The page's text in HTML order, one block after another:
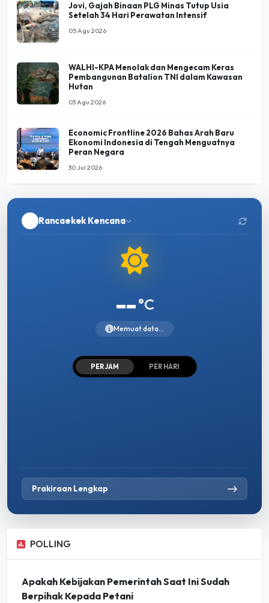
Jovi, Gajah Binaan PLG Minas Tutup Usia
Setelah 34 Hari Perawatan Intensif
05 Agu 2026
WALHI-KPA Menolak dan Mengecam Keras
Pembangunan Batalion TNI dalam Kawasan
Hutan
03 Agu 2026
Economic Frontline 2026 Bahas Arah Baru
Ekonomi Indonesia di Tengah Menguatnya
Peran Negara
30 Jul 2026
Rancaekek Kencana
--°C
Memuat data...
PER JAM PER HARI
Prakiraan Lengkap
POLLING
Apakah Kebijakan Pemerintah Saat Ini Sudah
Berpihak Kepada Petani